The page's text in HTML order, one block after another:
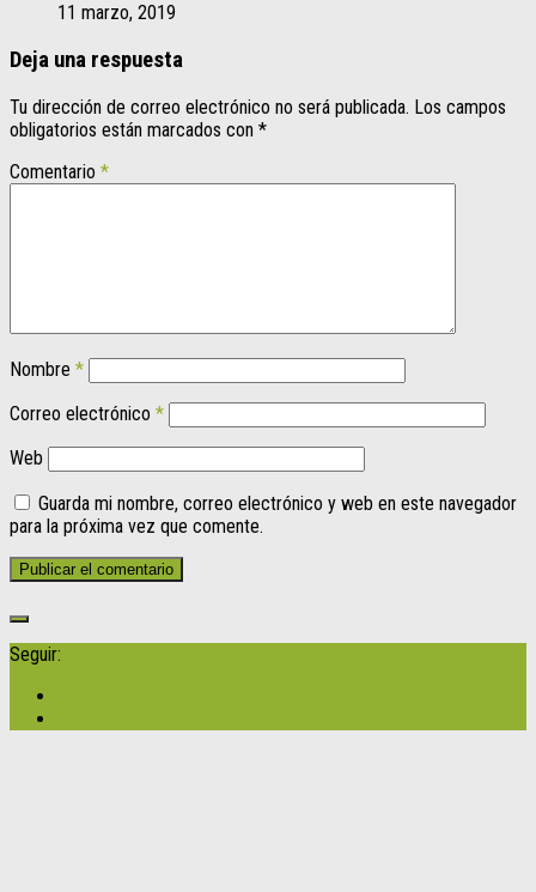
11 marzo, 2019
Deja una respuesta
Tu dirección de correo electrónico no será publicada. Los campos
obligatorios están marcados con *
Comentario *
Nombre *
Correo electrónico *
Web
Guarda mi nombre, correo electrónico y web en este navegador
para la próxima vez que comente.
Seguir: